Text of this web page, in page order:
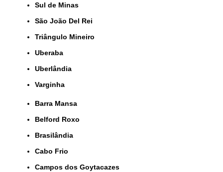
Sul de Minas
São João Del Rei
Triângulo Mineiro
Uberaba
Uberlândia
Varginha
Barra Mansa
Belford Roxo
Brasilândia
Cabo Frio
Campos dos Goytacazes